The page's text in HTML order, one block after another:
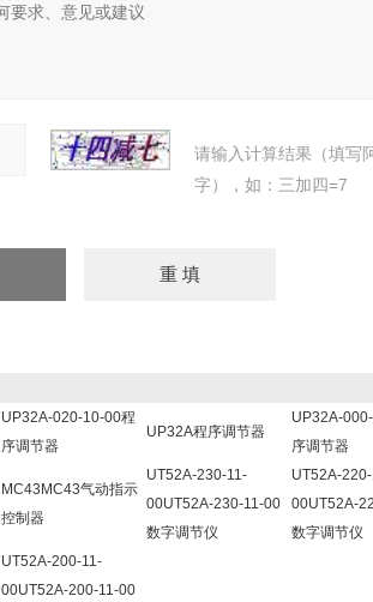
请输入计算结果（填写
字），如：三加四=7
UP32A-020-10-00程
序调节器
UP32A程序调节器
UP32A-
序调节器
MC43MC43气动指示
控制器
UT52A-230-11-
00UT52A-230-11-00
数字调节仪
UT52A-
00UT52A-
数字调节仪
UT52A-200-11-
00UT52A-200-11-00